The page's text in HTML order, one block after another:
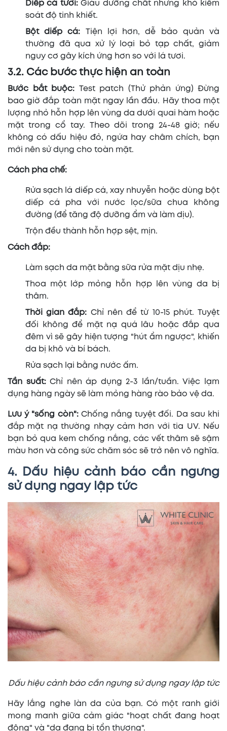
Diếp cá tươi:Giàu dưỡng chất nhưng khó kiểm
soát độ tinh khiết.
Bột diếp cá: Tiện lợi hơn, dễ bảo quản và
thường đã qua xử lý loại bỏ tạp chất, giảm
nguy cơ gây kích ứng hơn so với lá tươi.
3.2. Các bước thực hiện an toàn
Bước bắt buộc: Test patch (Thử phản ứng) Đừng
bao giờ đắp toàn mặt ngay lần đầu. Hãy thoa một
lượng nhỏ hỗn hợp lên vùng da dưới quai hàm hoặc
mặt trong cổ tay. Theo dõi trong 24-48 giờ; nếu
không có dấu hiệu đỏ, ngứa hay châm chích, bạn
mới nên sử dụng cho toàn mặt.
Cách pha chế:
Rửa sạch lá diếp cá, xay nhuyễn hoặc dùng bột
diếp cá pha với nước lọc/sữa chua không
đường (để tăng độ dưỡng ẩm và làm dịu).
Trộn đều thành hỗn hợp sệt, mịn.
Cách đắp:
Làm sạch da mặt bằng sữa rửa mặt dịu nhẹ.
Thoa một lớp mỏng hỗn hợp lên vùng da bị
thâm.
Thời gian đắp: Chỉ nên để từ 10-15 phút. Tuyệt
đối không để mặt nạ quá lâu hoặc đắp qua
đêm vì sẽ gây hiện tượng "hút ẩm ngược", khiến
da bị khô và bí bách.
Rửa sạch lại bằng nước ấm.
Tần suất:Chỉ nên áp dụng 2-3 lần/tuần. Việc lạm
dụng hàng ngày sẽ làm mỏng hàng rào bảo vệ da.
Lưu ý "sống còn": Chống nắng tuyệt đối. Da sau khi
đắp mặt nạ thường nhạy cảm hơn với tia UV. Nếu
bạn bỏ qua kem chống nắng, các vết thâm sẽ sậm
màu hơn và công sức chăm sóc sẽ trở nên vô nghĩa.
4. Dấu hiệu cảnh báo cần ngưng
sử dụng ngay lập tức
Dấu hiệu cảnh báo cần ngưng sử dụng ngay lập tức
Hãy lắng nghe làn da của bạn. Có một ranh giới
mong manh giữa cảm giác "hoạt chất đang hoạt
động" và "da đang bị tổn thương".